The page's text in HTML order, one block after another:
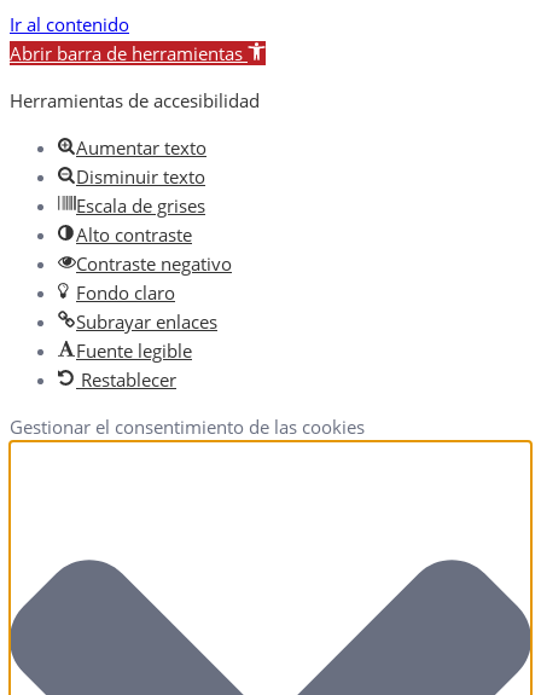
Ir al contenido
Abrir barra de herramientas
Herramientas de accesibilidad
Aumentar texto
Disminuir texto
Escala de grises
Alto contraste
Contraste negativo
Fondo claro
Subrayar enlaces
Fuente legible
Restablecer
Gestionar el consentimiento de las cookies